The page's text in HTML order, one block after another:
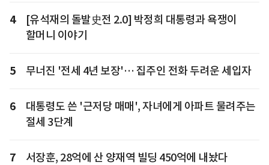
4
[유석재의 돌발史전 2.0] 박정희 대통령과 욕쟁이
할머니 이야기
5 무너진 '전세 4년 보장'… 집주인 전화 두려운 세입자
6
대통령도 쓴 '근저당 매매', 자녀에게 아파트 물려주는
절세 3단계
7 서장훈, 28억에 산 양재역 빌딩 450억에 내놨다